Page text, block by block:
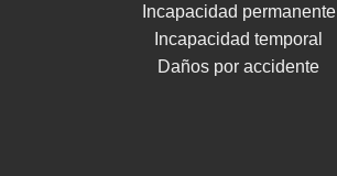
Incapacidad permanente
Incapacidad temporal
Daños por accidente